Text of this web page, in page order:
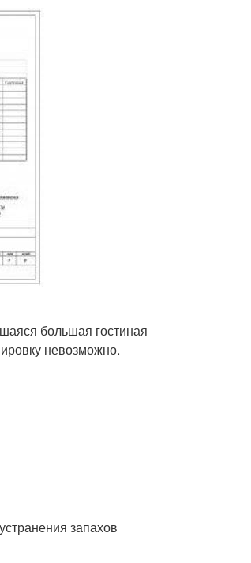
большая гостиная
невозможно.
запахов